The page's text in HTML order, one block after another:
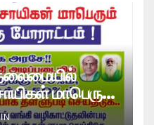
மாபெரும்
!